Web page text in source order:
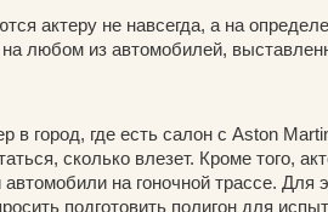
актеру не навсегда, а на
любом из автомобилей,
в город, где есть салон с Aston
сколько влезет. Кроме того,
на гоночной трассе. Для
подготовить полигон для